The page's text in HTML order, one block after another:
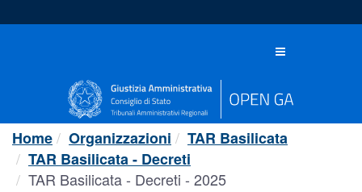
al
Toggle
Home Organizzazioni
TAR Basilicata
TAR Basilicata - Decreti
TAR Basilicata - Decreti - 2025